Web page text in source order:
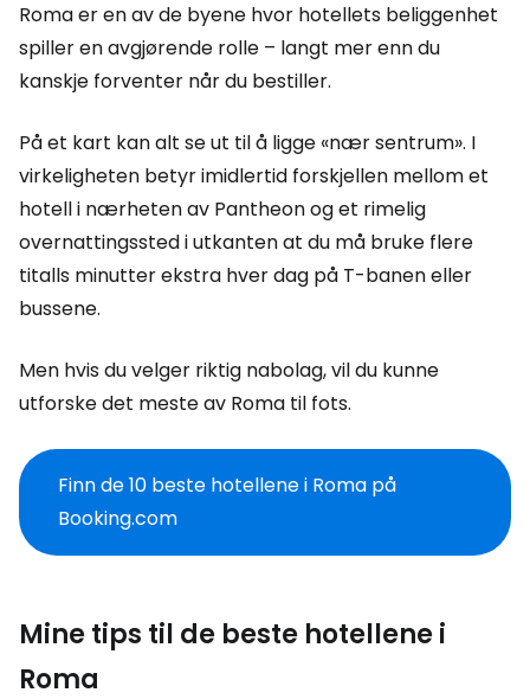
Roma er en av de byene hvor hotellets beliggenhet
spiller en avgjørende rolle – langt mer enn du
kanskje forventer når du bestiller.
På et kart kan alt se ut til å ligge «nær sentrum». I
virkeligheten betyr imidlertid forskjellen mellom et
hotell i nærheten av Pantheon og et rimelig
overnattingssted i utkanten at du må bruke flere
titalls minutter ekstra hver dag på T-banen eller
bussene.
Men hvis du velger riktig nabolag, vil du kunne
utforske det meste av Roma til fots.
Finn de 10 beste hotellene i Roma på
Booking.com
Mine tips til de beste hotellene i
Roma